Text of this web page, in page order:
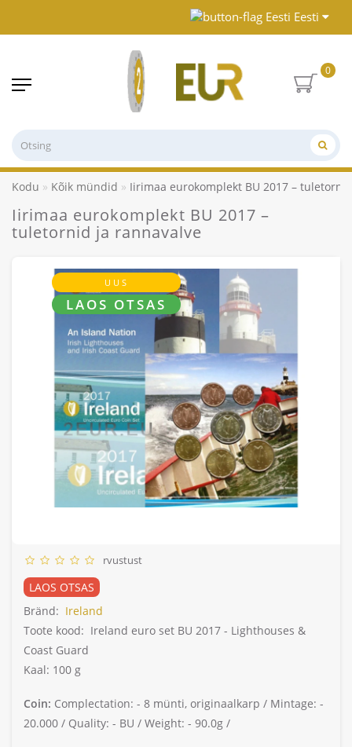
Eesti
0
Kodu Kõik mündid Iirimaa eurokomplekt BU 2017 –
Iirimaa eurokomplekt BU 2017 –
tuletornid ja rannavalve
UUS
LAOS OTSAS
rvustust
LAOS OTSAS
Bränd: Ireland
Toote kood: Ireland euro set BU 2017 - Lighthouses &
Coast Guard
Kaal: 100 g
Coin: Complectation: - 8 münti, originaalkarp / Mintage: -
20.000 / Quality: - BU / Weight: - 90.0g /